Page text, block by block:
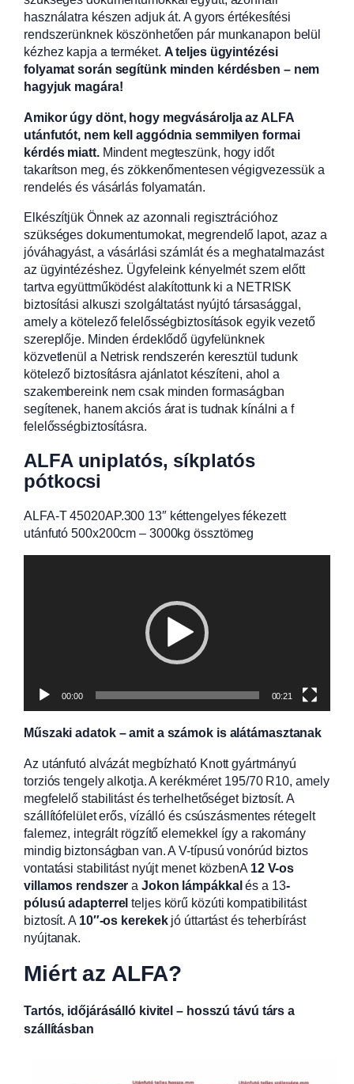
használatra készen adjuk át. A gyors értékesítési
rendszerünknek köszönhetően pár munkanapon belül
kézhez kapja a terméket. A teljes ügyintézési
folyamat során segítünk minden kérdésben – nem
hagyjuk magára!
Amikor úgy dönt, hogy megvásárolja az ALFA
utánfutót, nem kell aggódnia semmilyen formai
kérdés miatt. Mindent megteszünk, hogy időt
takarítson meg, és zökkenőmentesen végigvezessük a
rendelés és vásárlás folyamatán.
Elkészítjük Önnek az azonnali regisztrációhoz
szükséges dokumentumokat, megrendelő lapot, azaz a
jóváhagyást, a vásárlási számlát és a meghatalmazást
az ügyintézéshez. Ügyfeleink kényelmét szem előtt
tartva együttműködést alakítottunk ki a NETRISK
biztosítási alkuszi szolgáltatást nyújtó társasággal,
amely a kötelező felelősségbiztosítások egyik vezető
szereplője. Minden érdeklődő ügyfelünknek
közvetlenül a Netrisk rendszerén keresztül tudunk
kötelező biztosításra ajánlatot készíteni, ahol a
szakembereink nem csak minden formaságban
segítenek, hanem akciós árat is tudnak kínálni a f
felelősségbiztosításra.
ALFA uniplatós, síkplatós
pótkocsi
ALFA-T 45020AP.300 13″ kéttengelyes fékezett
utánfutó 500x200cm – 3000kg össztömeg
00:00 00:21
Műszaki adatok – amit a számok is alátámasztanak
Az utánfutó alvázát megbízható Knott gyártmányú
torziós tengely alkotja. A kerékméret 195/70 R10, amely
megfelelő stabilitást és terhelhetőséget biztosít. A
szállítófelület erős, vízálló és csúszásmentes rétegelt
falemez, integrált rögzítő elemekkel így a rakomány
mindig biztonságban van. A V-típusú vonórúd biztos
vontatási stabilitást nyújt menet közbenA 12 V-os
villamos rendszer aJokon lámpákkalés a 13-
pólusú adapterrel teljes körű közúti kompatibilitást
biztosít. A 10″-os kerekekjó úttartást és teherbírást
nyújtanak.
Miért az ALFA?
Tartós, időjárásálló kivitel – hosszú távú társ a
szállításban